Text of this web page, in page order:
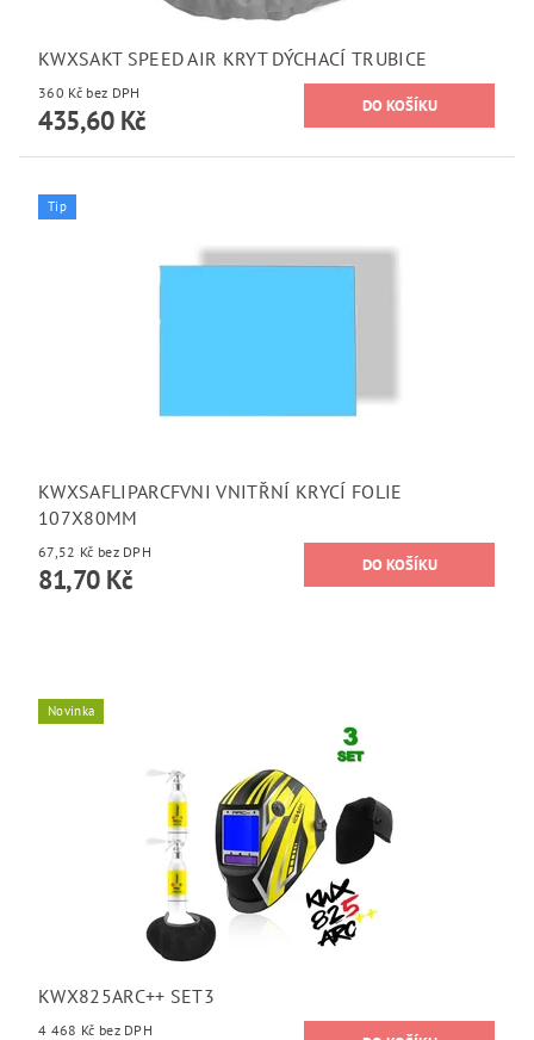
KWXSAKT SPEED AIR KRYT DÝCHACÍ TRUBICE
360 Kč bez DPH
435,60 Kč
Tip
KWXSAFLIPARCFVNI VNITŘNÍ KRYCÍ FOLIE
107X80MM
67,52 Kč bez DPH
81,70 Kč
Novinka
KWX825ARC++ SET3
4 468 Kč bez DPH